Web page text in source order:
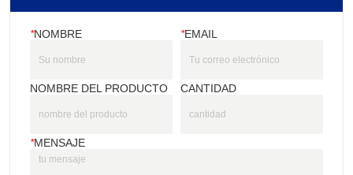
*NOMBRE *EMAIL
NOMBRE DEL PRODUCTO CANTIDAD
*MENSAJE